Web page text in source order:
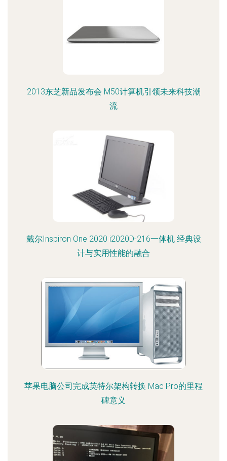
2013东芝新品发布会 M50计算机引领未来科技潮
流
戴尔Inspiron One 2020 i2020D-216一体机 经典设
计与实用性能的融合
苹果电脑公司完成英特尔架构转换 Mac Pro的里程
碑意义